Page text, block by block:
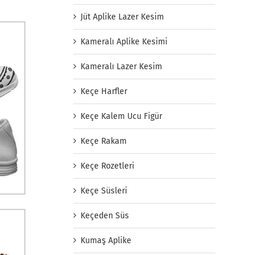
Jüt Aplike Lazer Kesim
Kameralı Aplike Kesimi
Kameralı Lazer Kesim
Keçe Harfler
Keçe Kalem Ucu Figür
Keçe Rakam
Keçe Rozetleri
Keçe Süsleri
Keçeden Süs
Kumaş Aplike